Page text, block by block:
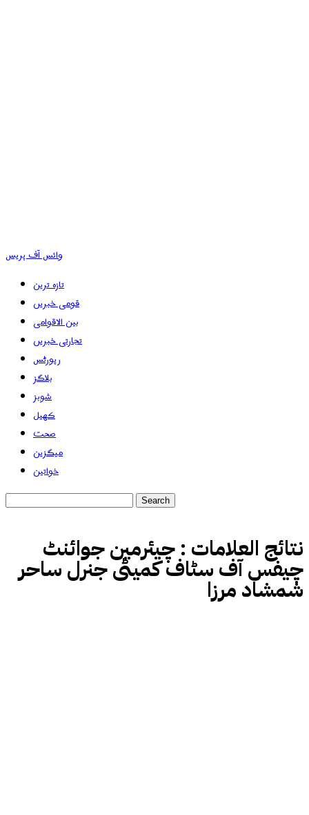
وائس آف پریس
تازہ ترین
قومی خبریں
بین الاقوامی
تجارتی خبریں
رپورٹس
بلاگز
شوبز
کھیل
صحت
میگزین
خواتین
نتائج العلامات : چیئرمین جوائنٹ
چیفس آف سٹاف کمیٹی جنرل ساحر
شمشاد مرزا